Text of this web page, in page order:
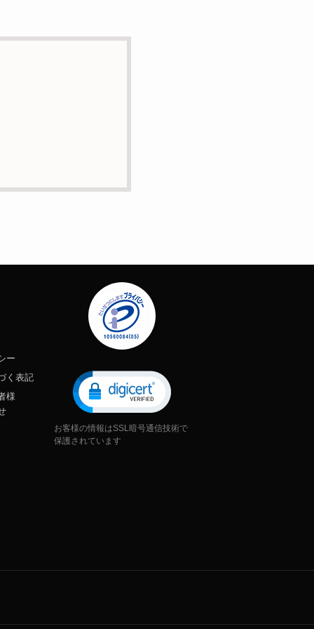
はありません。
務委託の目的で委託す
追加または削除・利用
する個人情報は一切含ま
ー
く表記
様
お客様の情報はSSL暗号通信技術で
保護されています